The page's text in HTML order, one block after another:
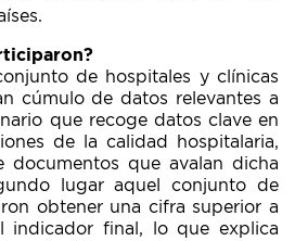
de hospitales y clínicas
cúmulo de datos relevantes a
que recoge datos clave en
de la calidad hospitalaria,
documentos que avalan dicha
lugar aquel conjunto de
obtener una cifra superior a
indicador final, lo que explica